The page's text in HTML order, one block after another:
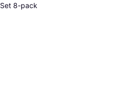
Set 8-pack